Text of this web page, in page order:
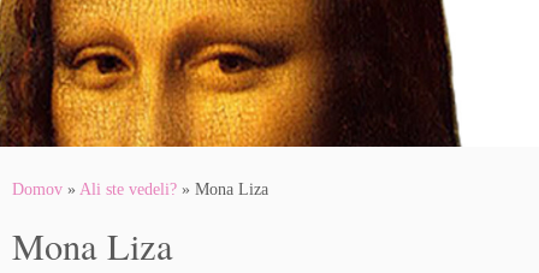
Domov » Ali ste vedeli? » Mona Liza
Mona Liza